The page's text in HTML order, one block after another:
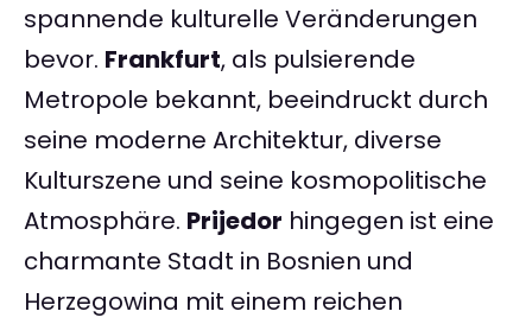
spannende kulturelle Veränderungen
bevor. Frankfurt, als pulsierende
Metropole bekannt, beeindruckt durch
seine moderne Architektur, diverse
Kulturszene und seine kosmopolitische
Atmosphäre. Prijedor hingegen ist eine
charmante Stadt in Bosnien und
Herzegowina mit einem reichen